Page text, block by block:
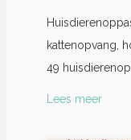
kattenopvang,
49
Lees meer